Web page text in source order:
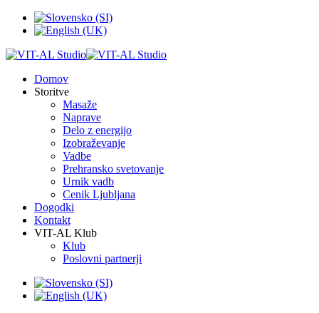
Domov
Storitve
Masaže
Naprave
Delo z energijo
Izobraževanje
Vadbe
Prehransko svetovanje
Urnik vadb
Cenik Ljubljana
Dogodki
Kontakt
VIT-AL Klub
Klub
Poslovni partnerji